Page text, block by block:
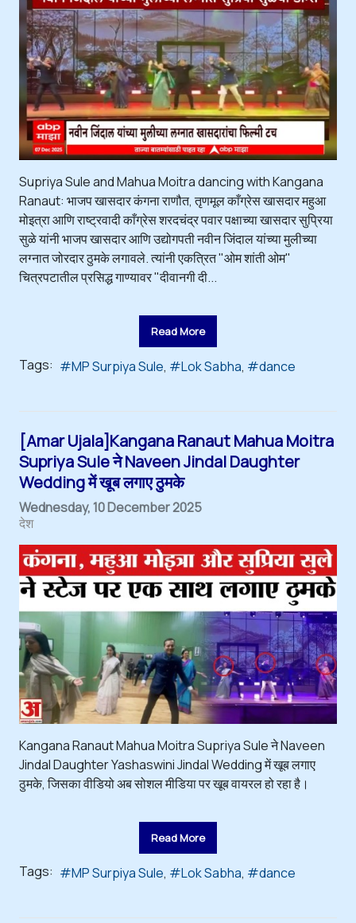
Supriya Sule and Mahua Moitra dancing with Kangana
Ranaut: भाजप खासदार कंगना राणौत, तृणमूल काँग्रेस खासदार महुआ
मोइत्रा आणि राष्ट्रवादी काँग्रेस शरदचंद्र पवार पक्षाच्या खासदार सुप्रिया
सुळे यांनी भाजप खासदार आणि उद्योगपती नवीन जिंदाल यांच्या मुलीच्या
लग्नात जोरदार ठुमके लगावले. त्यांनी एकत्रित "ओम शांती ओम"
चित्रपटातील प्रसिद्ध गाण्यावर "दीवानगी दी...
Read More
Tags: MP Surpiya Sule Lok Sabha dance
[Amar Ujala]Kangana Ranaut Mahua Moitra
Supriya Sule ने Naveen Jindal Daughter
Wedding में खूब लगाए ठुमके
Wednesday, 10 December 2025
देश
Kangana Ranaut Mahua Moitra Supriya Sule ने Naveen
Jindal Daughter Yashaswini Jindal Wedding में खूब लगाए
ठुमके, जिसका वीडियो अब सोशल मीडिया पर खूब वायरल हो रहा है।
Read More
Tags: MP Surpiya Sule Lok Sabha dance